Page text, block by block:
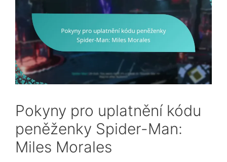
Pokyny pro uplatnění kódu
peněženky Spider-Man:
Miles Morales